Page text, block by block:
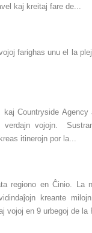
kaj kreitaj fare de...
farighas unu el la
Countryside Agency
verdajn vojojn.
itinerojn por la...
regiono en Ĉinio. La
kreante
vojoj en 9 urbegoj de la